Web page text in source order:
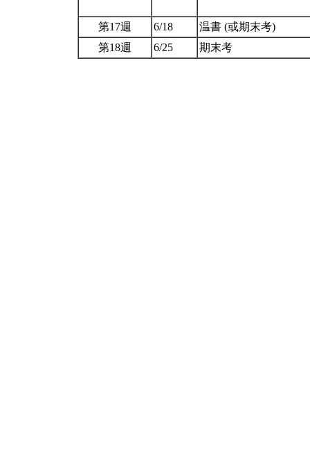
第17週 6/18
温書 (或期末考)
第18週
6/25 期末考